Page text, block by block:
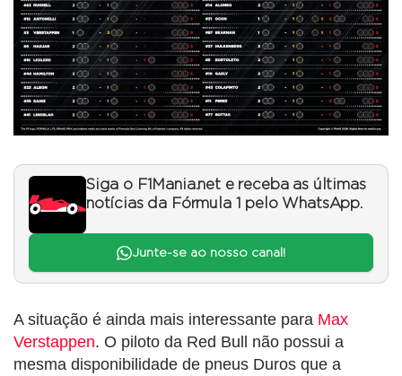
Siga o F1Mania.net e receba as últimas
notícias da Fórmula 1 pelo WhatsApp.
Junte-se ao nosso canal!
A situação é ainda mais interessante para Max
Verstappen. O piloto da Red Bull não possui a
mesma disponibilidade de pneus Duros que a